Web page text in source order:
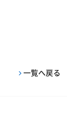
一覧へ戻る